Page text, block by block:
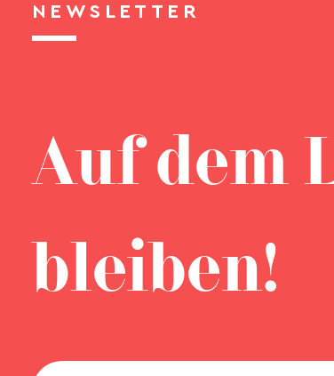
NEWSLETTER
Auf dem
bleiben!